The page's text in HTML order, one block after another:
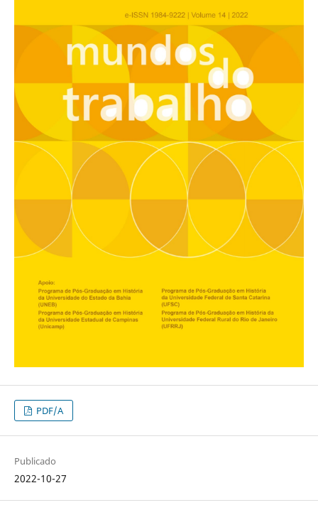
PDF/A
Publicado
2022-10-27